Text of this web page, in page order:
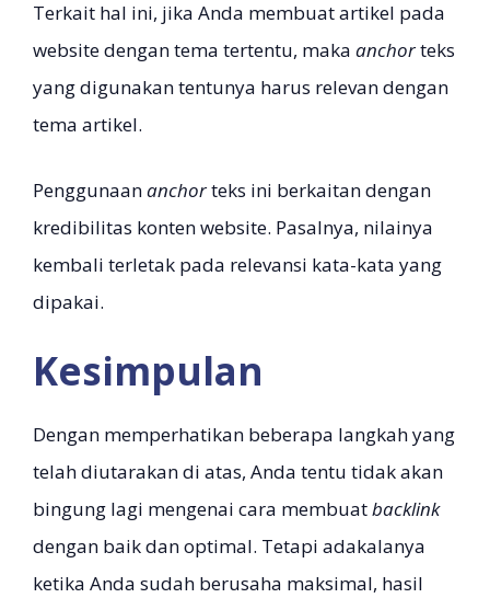
Terkait hal ini, jika Anda membuat artikel pada
website dengan tema tertentu, maka anchorteks
yang digunakan tentunya harus relevan dengan
tema artikel.
Penggunaananchorteks ini berkaitan dengan
kredibilitas konten website. Pasalnya, nilainya
kembali terletak pada relevansi kata-kata yang
dipakai.
Kesimpulan
Dengan memperhatikan beberapa langkah yang
telah diutarakan di atas, Anda tentu tidak akan
bingung lagi mengenai cara membuatbacklink
dengan baik dan optimal. Tetapi adakalanya
ketika Anda sudah berusaha maksimal, hasil